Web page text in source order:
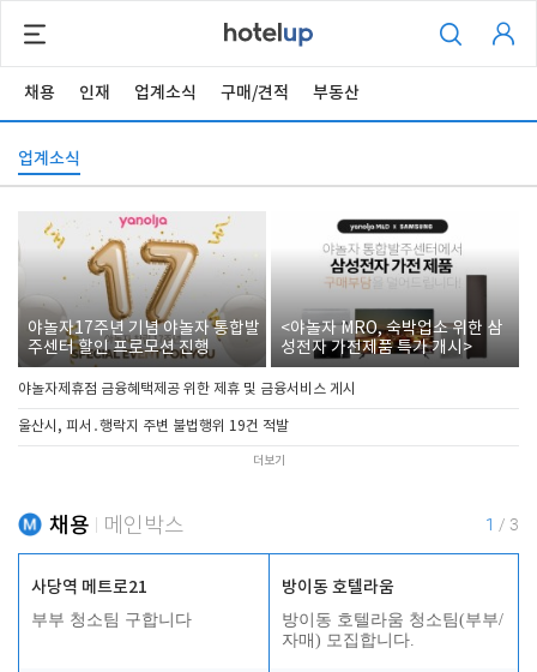
채용 인재 업계소식 구매/견적 부동산
업계소식
야놀자17주년 기념 야놀자 통합발
주센터 할인 프로모션 진행
<야놀자 MRO, 숙박업소 위한 삼
성전자 가전제품 특가 개시>
야놀자제휴점 금융혜택제공 위한 제휴 및 금융서비스 게시
울산시, 피서․행락지 주변 불법행위 19건 적발
더보기
채용 메인박스 1 / 3
사당역 메트로21
부부 청소팀 구합니다
방이동 호텔라움
방이동 호텔라움 청소팀(부부/
자매) 모집합니다.